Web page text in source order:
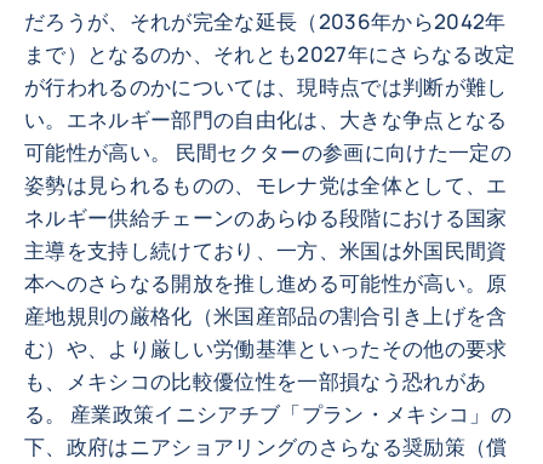
だろうが、それが完全な延長（2036年から2042年
まで）となるのか、それとも2027年にさらなる改定
が行われるのかについては、現時点では判断が難し
い。エネルギー部門の自由化は、大きな争点となる
可能性が高い。 民間セクターの参画に向けた一定の
姿勢は見られるものの、モレナ党は全体として、エ
ネルギー供給チェーンのあらゆる段階における国家
主導を支持し続けており、一方、米国は外国民間資
本へのさらなる開放を推し進める可能性が高い。原
産地規則の厳格化（米国産部品の割合引き上げを含
む）や、より厳しい労働基準といったその他の要求
も、メキシコの比較優位性を一部損なう恐れがあ
る。 産業政策イニシアチブ「プラン・メキシコ」の
下、政府はニアショアリングのさらなる奨励策（償